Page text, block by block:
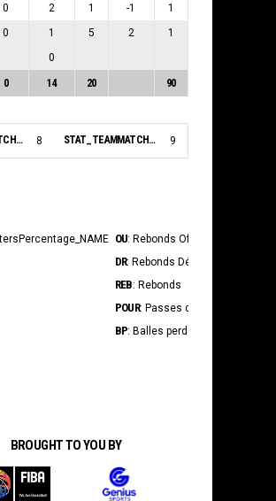
0 2 1 -1 1
0 1 5 2
1
0
0 14 20 90
STAT_TEAMMATCH_BASKETBALL_sBiggestLead_NAME: 8 STAT_TEAMMATCH_BASKETBALL_sBiggestScoringRun_NAME: 9
OU: Rebonds Offensif
DR: Rebonds Défensif
REB: Rebonds
POUR: Passes décisives
BP: Balles perdues
BROUGHT TO YOU BY